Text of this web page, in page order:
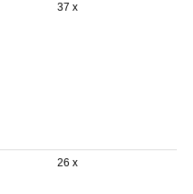
37 x
26 x